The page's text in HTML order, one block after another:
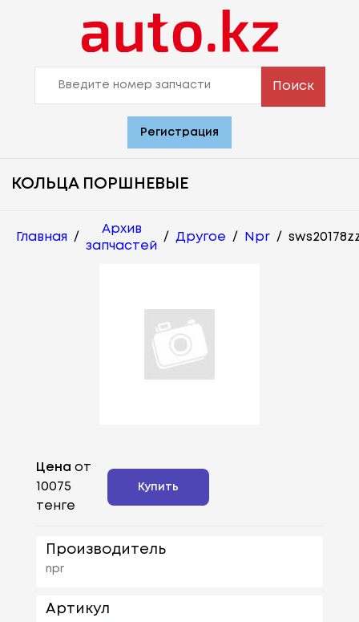
Поиск
Регистрация
КОЛЬЦА ПОРШНЕВЫЕ
Главная /
Архив
запчастей
/ Другое / Npr /
Цена от
10075
тенге
Купить
Производитель
npr
Артикул